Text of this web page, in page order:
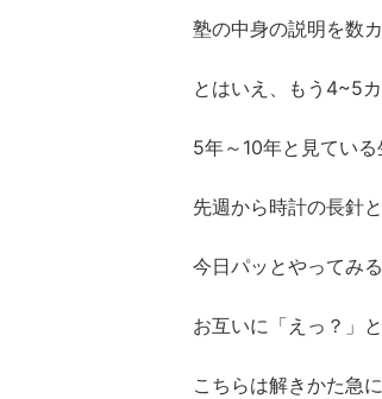
塾の中身の説明を数
とはいえ、もう4~5
5年～10年と見てい
先週から時計の長針
今日パッとやってみ
お互いに「えっ？」
こちらは解きかた急